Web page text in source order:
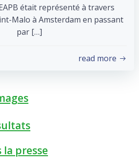
était représenté à travers
Malo à Amsterdam en passant
par […]
read more
la presse